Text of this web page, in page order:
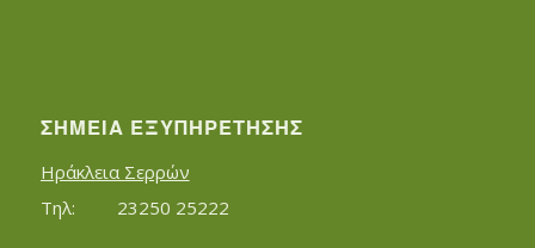
ΣΗΜΕΊΑ ΕΞΥΠΗΡΈΤΗΣΗΣ
Ηράκλεια Σερρών
Τηλ:		23250 25222